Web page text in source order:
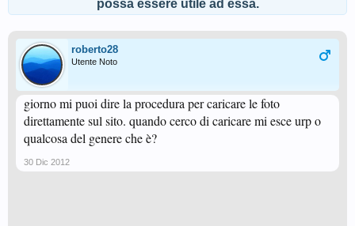
possa essere utile ad essa.
roberto28
Utente Noto
giorno mi puoi dire la procedura per caricare le foto
direttamente sul sito. quando cerco di caricare mi esce urp o
qualcosa del genere che è?
30 Dic 2012